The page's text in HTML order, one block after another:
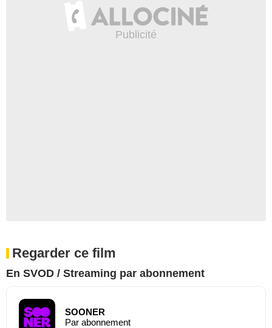
Regarder ce film
En SVOD / Streaming par abonnement
SOONER
Par abonnement